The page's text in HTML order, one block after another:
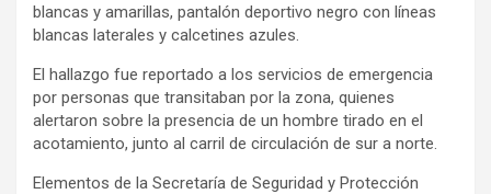
blancas y amarillas, pantalón deportivo negro con líneas
blancas laterales y calcetines azules.
El hallazgo fue reportado a los servicios de emergencia
por personas que transitaban por la zona, quienes
alertaron sobre la presencia de un hombre tirado en el
acotamiento, junto al carril de circulación de sur a norte.
Elementos de la Secretaría de Seguridad y Protección